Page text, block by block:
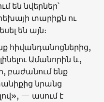
են նվերներ՝
տարիքն ու
են այն։
հիվանդանոցներից,
Ամանորին և,
բաժանում ենք
նրանց
— ասում է